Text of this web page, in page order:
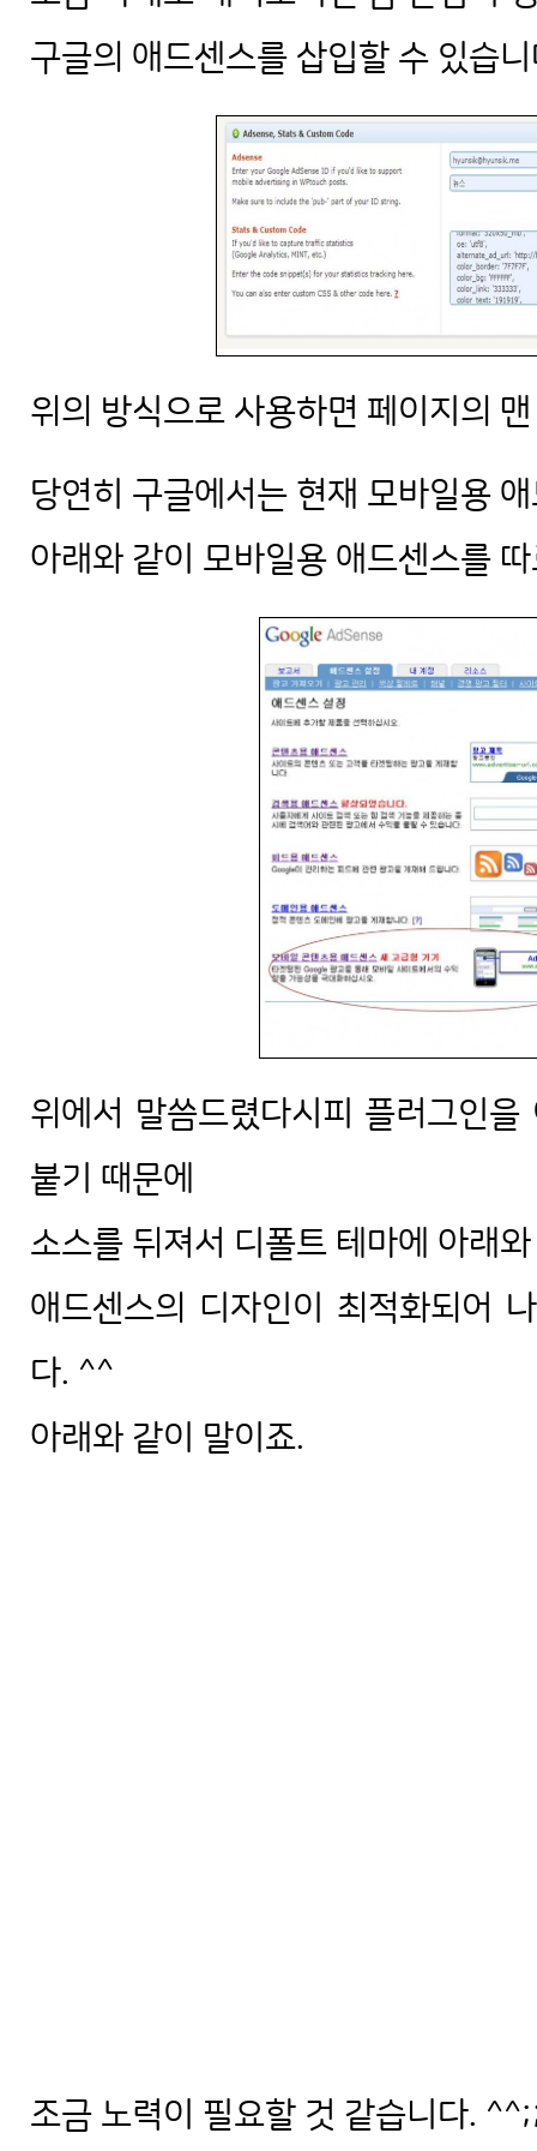
구글의 애드센스를 삽입할 수 있습
위의 방식으로 사용하면 페이지의
당연히 구글에서는 현재 모바일용
아래와 같이 모바일용 애드센스를
위에서 말씀드렸다시피 플러그인
붙기 때문에
소스를 뒤져서 디폴트 테마에 아래
애드센스의 디자인이 최적화되어
다. ^^
아래와 같이 말이죠.
조금 노력이 필요할 것 같습니다.